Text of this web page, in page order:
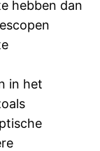
hebben dan
in het